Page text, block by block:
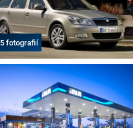
5 fotografií